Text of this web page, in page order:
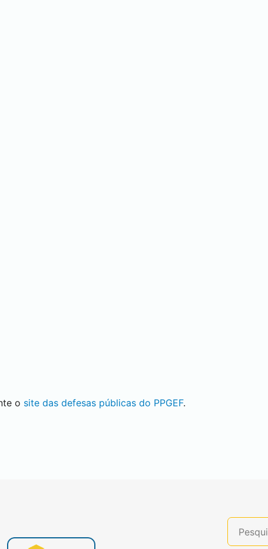
o site das defesas públicas do PPGEF.